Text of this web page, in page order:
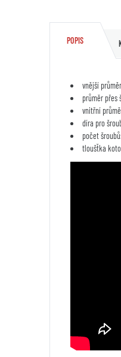
POPIS
vnější
průměr přes
vnitřní
díra pro
počet
tloušťka